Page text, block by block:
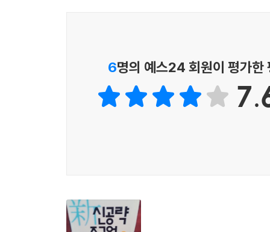
6명의 예스24 회원이 평가한